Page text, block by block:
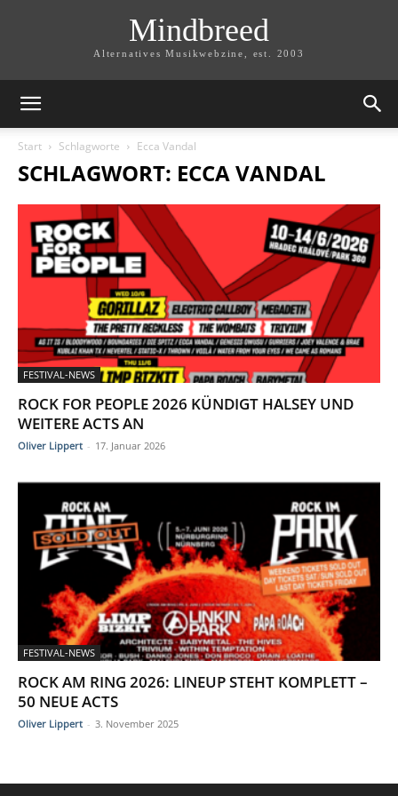
Mindbreed
Alternatives Musikwebzine, est. 2003
Start Schlagworte Ecca Vandal
SCHLAGWORT: ECCA VANDAL
FESTIVAL-NEWS
ROCK FOR PEOPLE 2026 KÜNDIGT HALSEY UND
WEITERE ACTS AN
Oliver Lippert - 17. Januar 2026
FESTIVAL-NEWS
ROCK AM RING 2026: LINEUP STEHT KOMPLETT –
50 NEUE ACTS
Oliver Lippert - 3. November 2025